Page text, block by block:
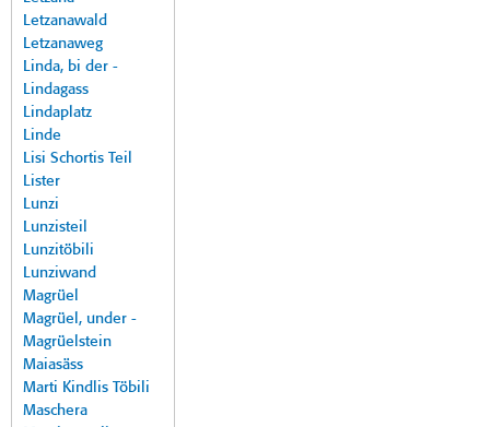
Letzanawald
Letzanaweg
Linda, bi der -
Lindagass
Lindaplatz
Linde
Lisi Schortis Teil
Lister
Lunzi
Lunzisteil
Lunzitöbili
Lunziwand
Magrüel
Magrüel, under -
Magrüelstein
Maiasäss
Marti Kindlis Töbili
Maschera